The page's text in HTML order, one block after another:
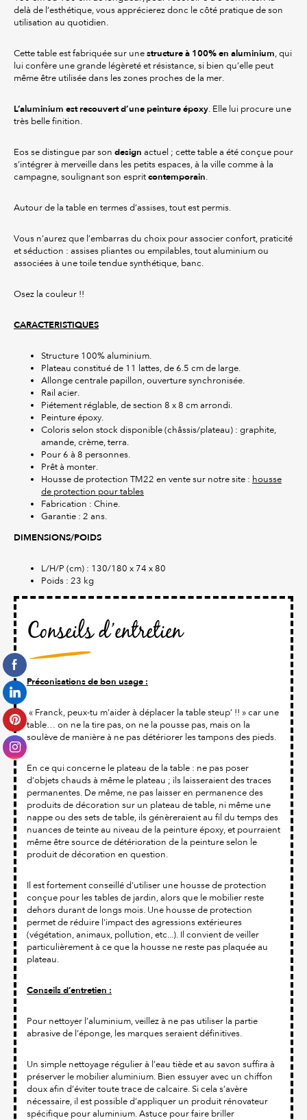
delà de l’esthétique, vous apprécierez donc le côté pratique de son
utilisation au quotidien.
Cette table est fabriquée sur une structure à 100% en aluminium, qui
lui confère une grande légèreté et résistance, si bien qu’elle peut
même être utilisée dans les zones proches de la mer.
L’aluminium est recouvert d’une peinture époxy. Elle lui procure une
très belle finition.
Eos se distingue par son design actuel ; cette table a été conçue pour
s’intégrer à merveille dans les petits espaces, à la ville comme à la
campagne, soulignant son esprit contemporain.
Autour de la table en termes d’assises, tout est permis.
Vous n’aurez que l’embarras du choix pour associer confort, praticité
et séduction : assises pliantes ou empilables, tout aluminium ou
associées à une toile tendue synthétique, banc.
Osez la couleur !!
CARACTERISTIQUES
Structure 100% aluminium.
Plateau constitué de 11 lattes, de 6.5 cm de large.
Allonge centrale papillon, ouverture synchronisée.
Rail acier.
Piétement réglable, de section 8 x 8 cm arrondi.
Peinture époxy.
Coloris selon stock disponible (châssis/plateau) : graphite,
amande, crème, terra.
Pour 6 à 8 personnes.
Prêt à monter.
Housse de protection TM22 en vente sur notre site : housse
de protection pour tables
Fabrication : Chine.
Garantie : 2 ans.
DIMENSIONS/POIDS
L/H/P (cm) : 130/180 x 74 x 80
Poids : 23 kg
Conseils d’entretien
Préconisations de bon usage :
« Franck, peux-tu m’aider à déplacer la table steup’ !! » car une
table… on ne la tire pas, on ne la pousse pas, mais on la
soulève de manière à ne pas détériorer les tampons des pieds.
En ce qui concerne le plateau de la table : ne pas poser
d’objets chauds à même le plateau ; ils laisseraient des traces
permanentes. De même, ne pas laisser en permanence des
produits de décoration sur un plateau de table, ni même une
nappe ou des sets de table, ils génèreraient au fil du temps des
nuances de teinte au niveau de la peinture époxy, et pourraient
même être source de détérioration de la peinture selon le
produit de décoration en question.
Il est fortement conseillé d'utiliser une housse de protection
conçue pour les tables de jardin, alors que le mobilier reste
dehors durant de longs mois. Une housse de protection
permet de réduire l'impact des agressions extérieures
(végétation, animaux, pollution, etc...). Il convient de veiller
particulièrement à ce que la housse ne reste pas plaquée au
plateau.
Conseils d’entretien :
Pour nettoyer l’aluminium, veillez à ne pas utiliser la partie
abrasive de l’éponge, les marques seraient définitives.
Un simple nettoyage régulier à l’eau tiède et au savon suffira à
préserver le mobilier aluminium. Bien essuyer avec un chiffon
doux afin d’éviter toute trace de calcaire. Si cela s’avère
nécessaire, il est possible d’appliquer un produit rénovateur
spécifique pour aluminium. Astuce pour faire briller